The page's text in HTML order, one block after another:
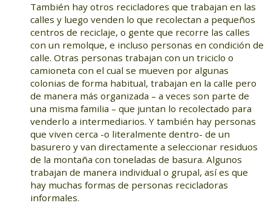
También hay otros recicladores que trabajan en las
calles y luego venden lo que recolectan a pequeños
centros de reciclaje, o gente que recorre las calles
con un remolque, e incluso personas en condición de
calle. Otras personas trabajan con un triciclo o
camioneta con el cual se mueven por algunas
colonias de forma habitual, trabajan en la calle pero
de manera más organizada – a veces son parte de
una misma familia – que juntan lo recolectado para
venderlo a intermediarios. Y también hay personas
que viven cerca -o literalmente dentro- de un
basurero y van directamente a seleccionar residuos
de la montaña con toneladas de basura. Algunos
trabajan de manera individual o grupal, así es que
hay muchas formas de personas recicladoras
informales.